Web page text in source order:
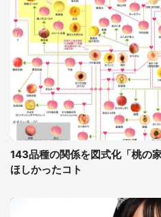
143品種の関係を図式化「桃の
ほしかったコト